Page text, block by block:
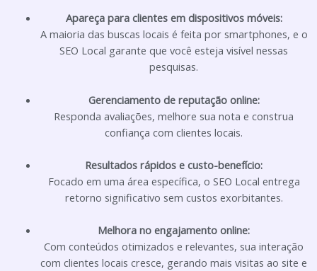
Apareça para clientes em dispositivos móveis:
A maioria das buscas locais é feita por smartphones, e o
SEO Local garante que você esteja visível nessas
pesquisas.
Gerenciamento de reputação online:
Responda avaliações, melhore sua nota e construa
confiança com clientes locais.
Resultados rápidos e custo-benefício:
Focado em uma área específica, o SEO Local entrega
retorno significativo sem custos exorbitantes.
Melhora no engajamento online:
Com conteúdos otimizados e relevantes, sua interação
com clientes locais cresce, gerando mais visitas ao site e